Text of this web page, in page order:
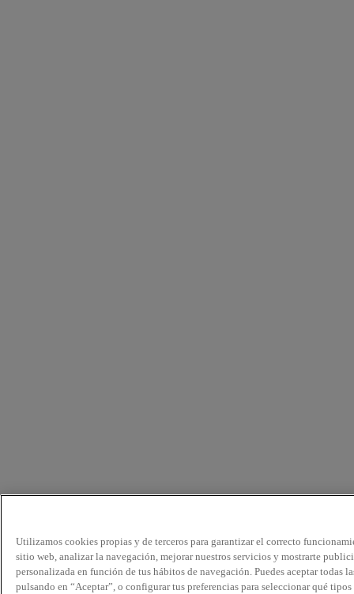
Utilizamos cookies propias y de terceros para garantizar el correcto
sitio web, analizar la navegación, mejorar nuestros servicios y mostrarte
personalizada en función de tus hábitos de navegación. Puedes aceptar todas
pulsando en “Aceptar”, o configurar tus preferencias para seleccionar qué tipos